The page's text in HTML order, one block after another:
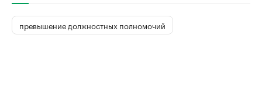
превышение должностных полномочий